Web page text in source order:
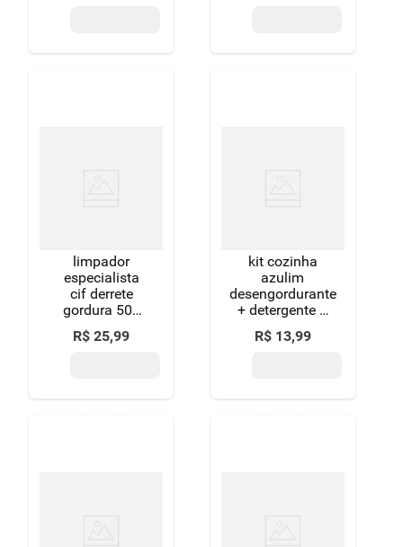
limpador
especialista
cif derrete
gordura 500
R$ 25,99
kit cozinha
azulim
desengordurante
+ detergente +
multiuso
R$ 13,99